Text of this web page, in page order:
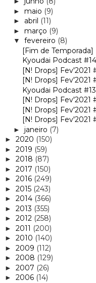
► maio (9)
► abril (11)
► março (9)
▼ fevereiro (8)
[Fim de Temporada]
Kyoudai Podcast
[N! Drops] Fev'2021
[N! Drops] Fev'2021
Kyoudai Podcast
[N! Drops] Fev'2021
[N! Drops] Fev'2021
[N! Drops] Fev'2021
► janeiro (7)
► 2020 (150)
► 2019 (59)
► 2018 (87)
► 2017 (150)
► 2016 (249)
► 2015 (243)
► 2014 (366)
► 2013 (355)
► 2012 (258)
► 2011 (200)
► 2010 (140)
► 2009 (112)
► 2008 (129)
► 2007 (26)
► 2006 (14)